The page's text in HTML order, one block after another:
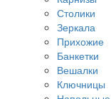
Столики
Зеркала
Прихожие
Банкетки
Вешалки
Ключницы